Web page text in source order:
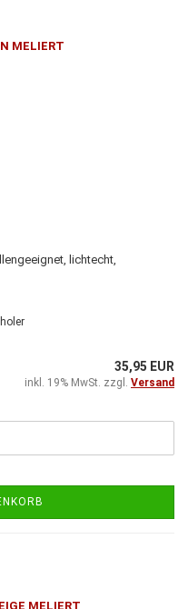
lichtecht,
35,95 EUR
inkl. 19% MwSt. zzgl. Versand